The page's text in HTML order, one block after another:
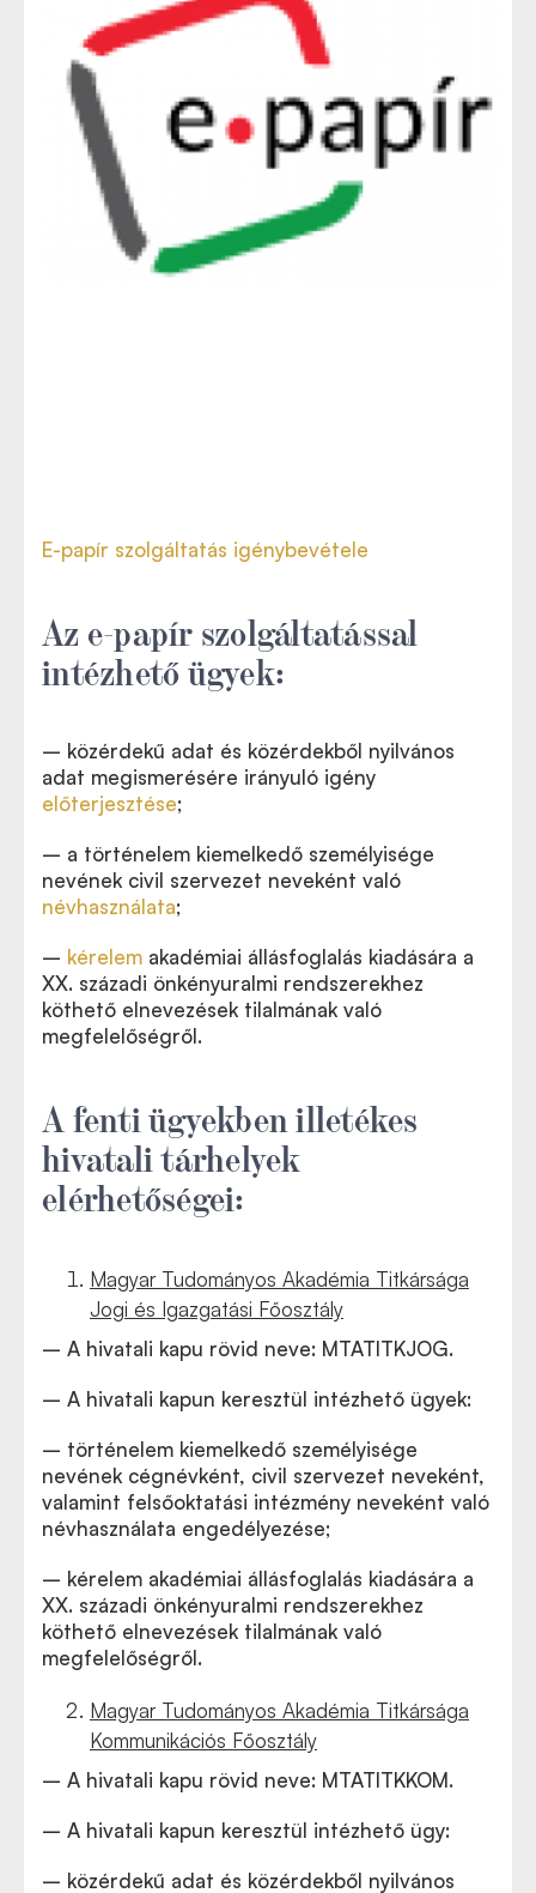
E-papír szolgáltatás igénybevétele
Az e-papír szolgáltatással
intézhető ügyek:
– közérdekű adat és közérdekből nyilvános
adat megismerésére irányuló igény
előterjesztése;
– a történelem kiemelkedő személyisége
nevének civil szervezet neveként való
névhasználata;
– kérelem akadémiai állásfoglalás kiadására a
XX. századi önkényuralmi rendszerekhez
köthető elnevezések tilalmának való
megfelelőségről.
A fenti ügyekben illetékes
hivatali tárhelyek
elérhetőségei:
Magyar Tudományos Akadémia Titkársága
Jogi és Igazgatási Főosztály
– A hivatali kapu rövid neve: MTATITKJOG.
– A hivatali kapun keresztül intézhető ügyek:
– történelem kiemelkedő személyisége
nevének cégnévként, civil szervezet neveként,
valamint felsőoktatási intézmény neveként való
névhasználata engedélyezése;
– kérelem akadémiai állásfoglalás kiadására a
XX. századi önkényuralmi rendszerekhez
köthető elnevezések tilalmának való
megfelelőségről.
Magyar Tudományos Akadémia Titkársága
Kommunikációs Főosztály
– A hivatali kapu rövid neve: MTATITKKOM.
– A hivatali kapun keresztül intézhető ügy:
– közérdekű adat és közérdekből nyilvános